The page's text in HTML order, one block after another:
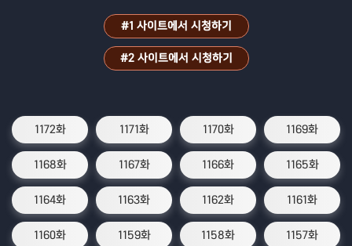
#1 사이트에서 시청하기
#2 사이트에서 시청하기
1172화 1171화 1170화 1169화
1168화 1167화 1166화 1165화
1164화 1163화 1162화 1161화
1160화 1159화 1158화 1157화